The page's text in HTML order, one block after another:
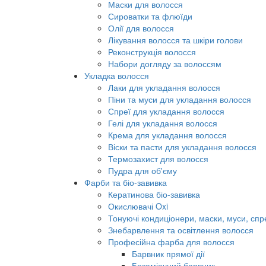
Маски для волосся
Сироватки та флюїди
Олії для волосся
Лікування волосся та шкіри голови
Реконструкція волосся
Набори догляду за волоссям
Укладка волосся
Лаки для укладання волосся
Піни та муси для укладання волосся
Спреї для укладання волосся
Гелі для укладання волосся
Крема для укладання волосся
Віски та пасти для укладання волосся
Термозахист для волосся
Пудра для об'єму
Фарби та біо-завивка
Кератинова біо-завивка
Окислювачі Oxi
Тонуючі кондиціонери, маски, муси,
Знебарвлення та освітлення волосся
Професійна фарба для волосся
Барвник прямої дії